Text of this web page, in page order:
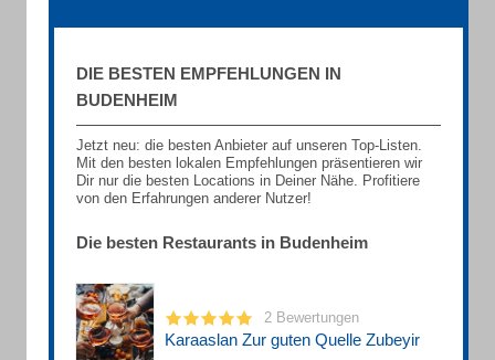
DIE BESTEN EMPFEHLUNGEN IN
BUDENHEIM
Jetzt neu: die besten Anbieter auf unseren Top-Listen.
Mit den besten lokalen Empfehlungen präsentieren wir
Dir nur die besten Locations in Deiner Nähe. Profitiere
von den Erfahrungen anderer Nutzer!
Die besten Restaurants in Budenheim
2 Bewertungen
Karaaslan Zur guten Quelle Zubeyir